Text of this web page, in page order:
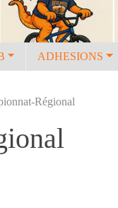
ADHESIONS
Régional